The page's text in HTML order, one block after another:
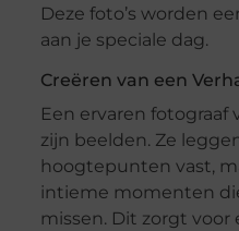
Deze foto’s worden
aan je speciale dag.
Creëren van een
Een ervaren
zijn beelden. Ze
hoogtepunten vast,
intieme momenten
missen. Dit zorgt